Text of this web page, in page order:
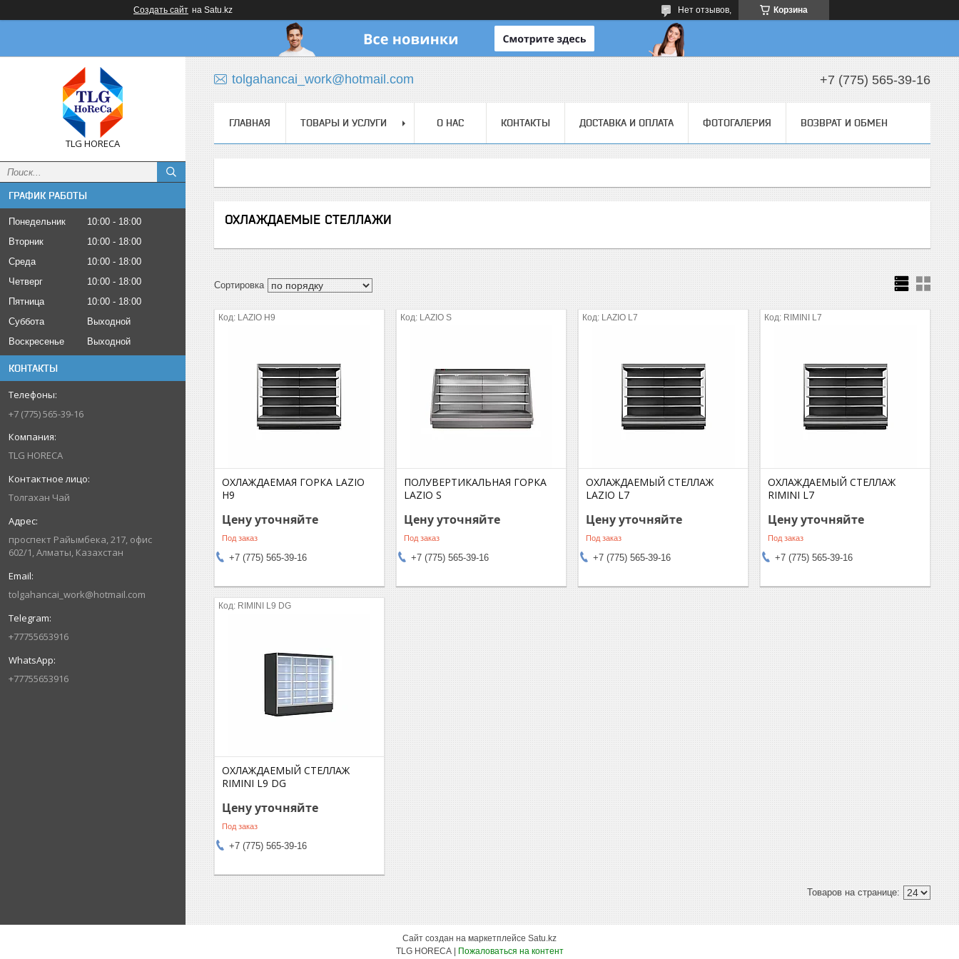
Создать сайт на Satu.kz Корзина
Нет отзывов,
TLG HORECA
ГРАФИК РАБОТЫ
Понедельник 10:00
18:00
Вторник
10:00
18:00
Среда
10:00
18:00
Четверг
10:00
18:00
Пятница
10:00
18:00
Суббота
Выходной
Воскресенье
Выходной
КОНТАКТЫ
+7 (775) 565-39-16
TLG HORECA
Толгахан Чай
проспект Райымбека, 217, офис
602/1, Алматы, Казахстан
tolgahancai_work@hotmail.com
+77755653916
+77755653916
tolgahancai_work@hotmail.com +7 (775) 565-39-16
ГЛАВНАЯ ТОВАРЫ И УСЛУГИ О НАС КОНТАКТЫ ДОСТАВКА И ОПЛАТА ФОТОГАЛЕРИЯ ВОЗВРАТ И ОБМЕН
ОХЛАЖДАЕМЫЕ СТЕЛЛАЖИ
LAZIO H9
ОХЛАЖДАЕМАЯ ГОРКА LAZIO
H9
Цену уточняйте
Под заказ
+7 (775) 565-39-16
LAZIO S
ПОЛУВЕРТИКАЛЬНАЯ ГОРКА
LAZIO S
Цену уточняйте
Под заказ
+7 (775) 565-39-16
LAZIO L7
ОХЛАЖДАЕМЫЙ СТЕЛЛАЖ
LAZIO L7
Цену уточняйте
Под заказ
+7 (775) 565-39-16
RIMINI L7
ОХЛАЖДАЕМЫЙ СТЕЛЛАЖ
RIMINI L7
Цену уточняйте
Под заказ
+7 (775) 565-39-16
RIMINI L9 DG
ОХЛАЖДАЕМЫЙ СТЕЛЛАЖ
RIMINI L9 DG
Цену уточняйте
Под заказ
+7 (775) 565-39-16
Сайт создан на маркетплейсе Satu.kz
Пожаловаться на контент